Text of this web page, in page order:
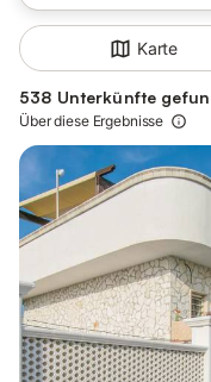
Karte
538 Unterkünfte
Über diese Ergebnisse